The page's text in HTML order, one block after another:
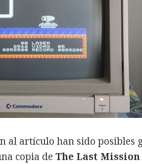
al artículo han sido posibles
copia deThe Last Mission